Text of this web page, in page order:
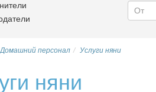
Домашний персонал Услуги няни
няни